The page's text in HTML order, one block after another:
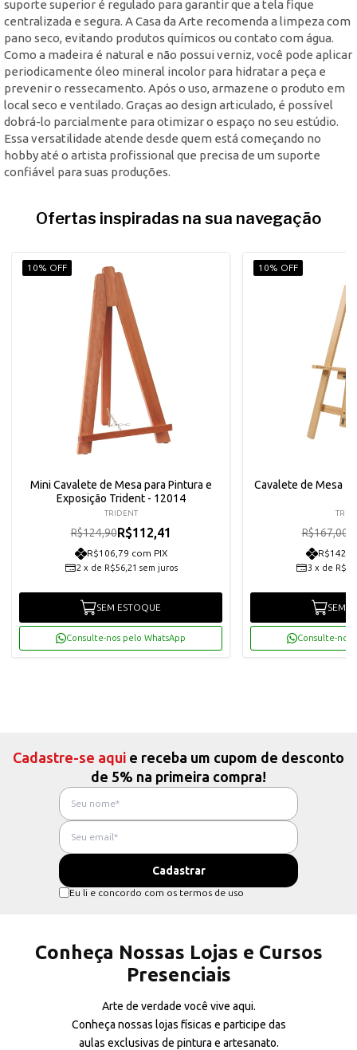
suporte superior é regulado para garantir que a tela fique
centralizada e segura. A Casa da Arte recomenda a limpeza com
pano seco, evitando produtos químicos ou contato com água.
Como a madeira é natural e não possui verniz, você pode aplicar
periodicamente óleo mineral incolor para hidratar a peça e
prevenir o ressecamento. Após o uso, armazene o produto em
local seco e ventilado. Graças ao design articulado, é possível
dobrá-lo parcialmente para otimizar o espaço no seu estúdio.
Essa versatilidade atende desde quem está começando no
hobby até o artista profissional que precisa de um suporte
confiável para suas produções.
Ofertas inspiradas na sua navegação
10% OFF
Mini Cavalete de Mesa para Pintura e
Exposição Trident - 12014
TRIDENT
R$124,90R$112,41
R$106,79 com PIX
2 x de R$56,21 sem juros
SEM ESTOQUE
Consulte-nos pelo WhatsApp
10% OFF
Cavalete de Mesa
R$167,00
3 x de
SEM
Consulte-nos
Cadastre-se aqui e receba um cupom de desconto
de 5% na primeira compra!
Eu li e concordo com os termos de uso
Conheça Nossas Lojas e Cursos
Presenciais
Arte de verdade você vive aqui.
Conheça nossas lojas físicas e participe das
aulas exclusivas de pintura e artesanato.